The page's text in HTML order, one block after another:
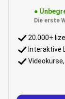
●
Die erste
20.000+
Interaktive